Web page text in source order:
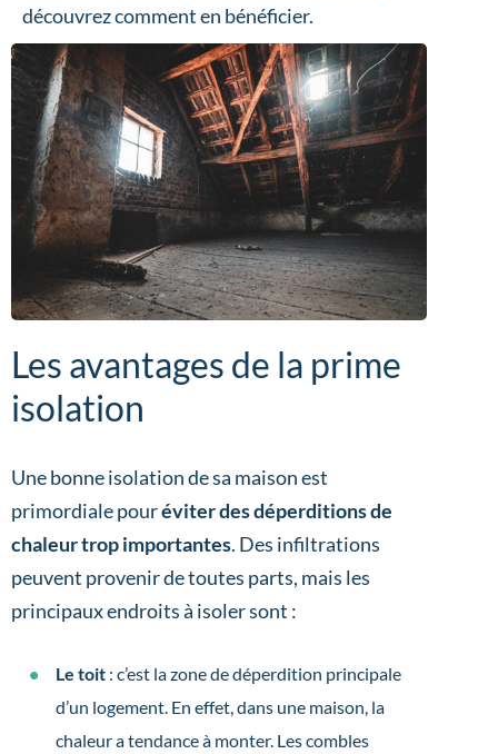
découvrez comment en bénéficier.
Les avantages de la prime
isolation
Une bonne isolation de sa maison est
primordiale pouréviter des déperditions de
chaleur trop importantes. Des infiltrations
peuvent provenir de toutes parts, mais les
principaux endroits à isoler sont :
Le toit : c’est la zone de déperdition principale
d’un logement. En effet, dans une maison, la
chaleur a tendance à monter. Les combles